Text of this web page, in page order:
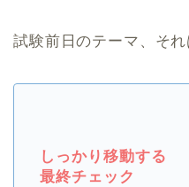
試験前日のテーマ、それ
しっかり移動する
最終チェック